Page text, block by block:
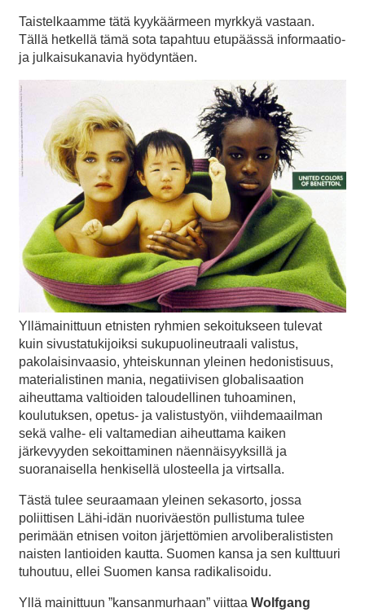
Taistelkaamme tätä kyykäärmeen myrkkyä vastaan.
Tällä hetkellä tämä sota tapahtuu etupäässä informaatio-
ja julkaisukanavia hyödyntäen.
Yllämainittuun etnisten ryhmien sekoitukseen tulevat
kuin sivustatukijoiksi sukupuolineutraali valistus,
pakolaisinvaasio, yhteiskunnan yleinen hedonistisuus,
materialistinen mania, negatiivisen globalisaation
aiheuttama valtioiden taloudellinen tuhoaminen,
koulutuksen, opetus- ja valistustyön, viihdemaailman
sekä valhe- eli valtamedian aiheuttama kaiken
järkevyyden sekoittaminen näennäisyyksillä ja
suoranaisella henkisellä ulosteella ja virtsalla.
Tästä tulee seuraamaan yleinen sekasorto, jossa
poliittisen Lähi-idän nuoriväestön pullistuma tulee
perimään etnisen voiton järjettömien arvoliberalististen
naisten lantioiden kautta. Suomen kansa ja sen kulttuuri
tuhoutuu, ellei Suomen kansa radikalisoidu.
Yllä mainittuun ”kansanmurhaan” viittaa Wolfgang